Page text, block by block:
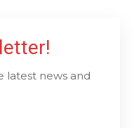
latest news and